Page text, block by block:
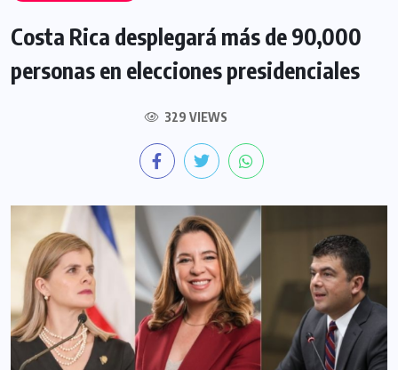
Costa Rica desplegará más de 90,000
personas en elecciones presidenciales
329 VIEWS